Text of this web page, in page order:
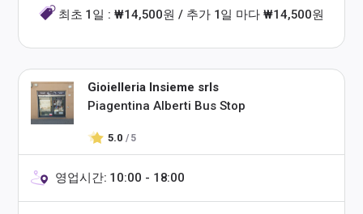
최초 1일 : ₩14,500원 / 추가 1일 마다 ₩14,500원
Gioielleria Insieme srls
Piagentina Alberti Bus Stop
5.0 / 5
영업시간: 10:00 - 18:00